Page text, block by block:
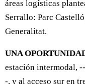
áreas logísticas
Serrallo: Parc
Generalitat.
UNA
estación intermodal,
-, y al acceso sur en